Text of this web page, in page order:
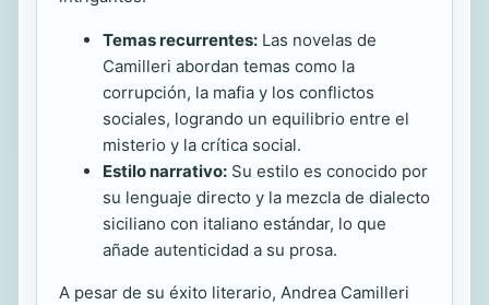
Temas recurrentes: Las novelas de
Camilleri abordan temas como la
corrupción, la mafia y los conflictos
sociales, logrando un equilibrio entre el
misterio y la crítica social.
Estilo narrativo: Su estilo es conocido por
su lenguaje directo y la mezcla de dialecto
siciliano con italiano estándar, lo que
añade autenticidad a su prosa.
A pesar de su éxito literario, Andrea Camilleri